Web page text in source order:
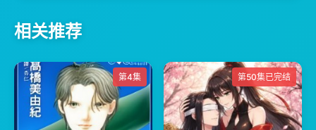
相关推荐
第4集 第50集已完结